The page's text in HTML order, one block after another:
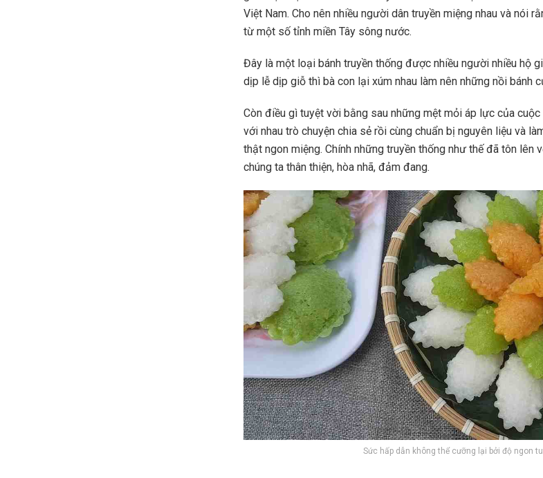
Việt Nam. Cho nên nhiều người dân truyền miệng nhau và nói
từ một số tỉnh miền Tây sông nước.
Đây là một loại bánh truyền thống được nhiều người nhiều hộ
dịp lễ dịp giỗ thì bà con lại xúm nhau làm nên những nồi bánh
Còn điều gì tuyệt vời bằng sau những mệt mỏi áp lực của
với nhau trò chuyện chia sẻ rồi cùng chuẩn bị nguyên liệu và
thật ngon miệng. Chính những truyền thống như thế đã tôn lên
chúng ta thân thiện, hòa nhã, đảm đang.
Sức hấp dẫn không thể cưỡng lại bởi độ ngon